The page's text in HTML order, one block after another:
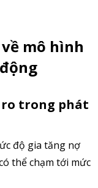
mô hình
ro trong phát
độ gia tăng nợ
thể chạm tới mức